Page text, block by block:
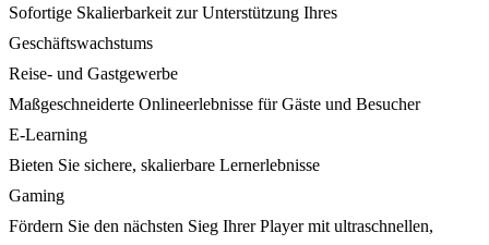
Sofortige Skalierbarkeit zur Unterstützung Ihres
Geschäftswachstums
Reise- und Gastgewerbe
Maßgeschneiderte Onlineerlebnisse für Gäste und Besucher
E-Learning
Bieten Sie sichere, skalierbare Lernerlebnisse
Gaming
Fördern Sie den nächsten Sieg Ihrer Player mit ultraschnellen,